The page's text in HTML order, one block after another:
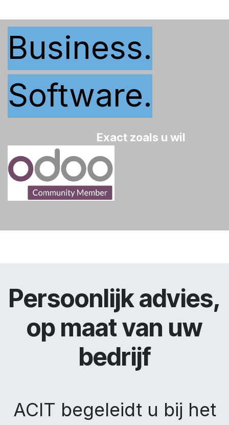
Business.
Software.
Exact zoals u wil
Persoonlijk advies,
op maat van uw
bedrijf
ACIT begeleidt u bij het